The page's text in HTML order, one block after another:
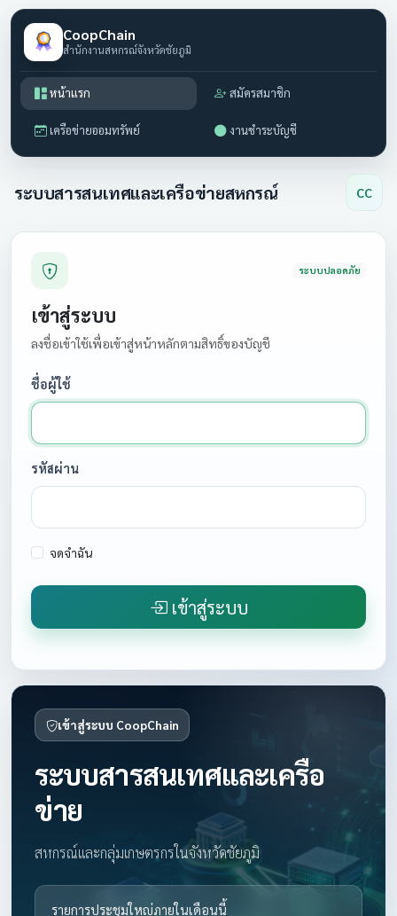
CoopChain
สำนักงานสหกรณ์จังหวัดชัยภูมิ
หน้าแรก สมัครสมาชิก
เครือข่ายออมทรัพย์ งานชำระบัญชี
ระบบสารสนเทศและเครือข่ายสหกรณ์ CC
ระบบปลอดภัย
เข้าสู่ระบบ
ลงชื่อเข้าใช้เพื่อเข้าสู่หน้าหลักตามสิทธิ์ของบัญชี
ชื่อผู้ใช้
รหัสผ่าน
จดจำฉัน
เข้าสู่ระบบ
เข้าสู่ระบบ CoopChain
ระบบสารสนเทศและเครือ
ข่าย
สหกรณ์และกลุ่มเกษตรกรในจังหวัดชัยภูมิ
รายการประชุมใหญ่ภายในเดือนนี้